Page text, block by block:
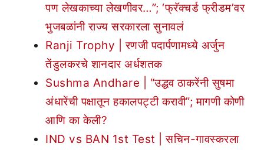
पण लेखकाच्या लेखणीवर…”; ‘फ्रॅक्चर्ड फ्रीडम’वर
भुजबळांनी राज्य सरकारला सुनावलं
Ranji Trophy | रणजी पदार्पणामध्ये अर्जुन
तेंडुलकरचे शानदार अर्धशतक
Sushma Andhare | “उद्धव ठाकरेंनी सुषमा
अंधारेंची पक्षातून हकालपट्टी करावी”; मागणी कोणी
आणि का केली?
IND vs BAN 1st Test | सचिन-गावस्करला